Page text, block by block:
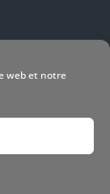
web et notre